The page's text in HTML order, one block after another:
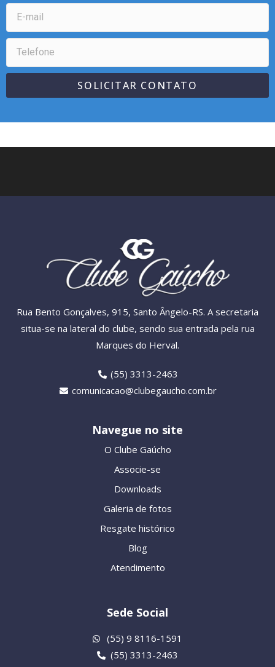
SOLICITAR CONTATO
Rua Bento Gonçalves, 915, Santo Ângelo-RS. A secretaria
situa-se na lateral do clube, sendo sua entrada pela rua
Marques do Herval.
(55) 3313-2463
comunicacao@clubegaucho.com.br
Navegue no site
O Clube Gaúcho
Associe-se
Downloads
Galeria de fotos
Resgate histórico
Blog
Atendimento
Sede Social
(55) 9 8116-1591
(55) 3313-2463